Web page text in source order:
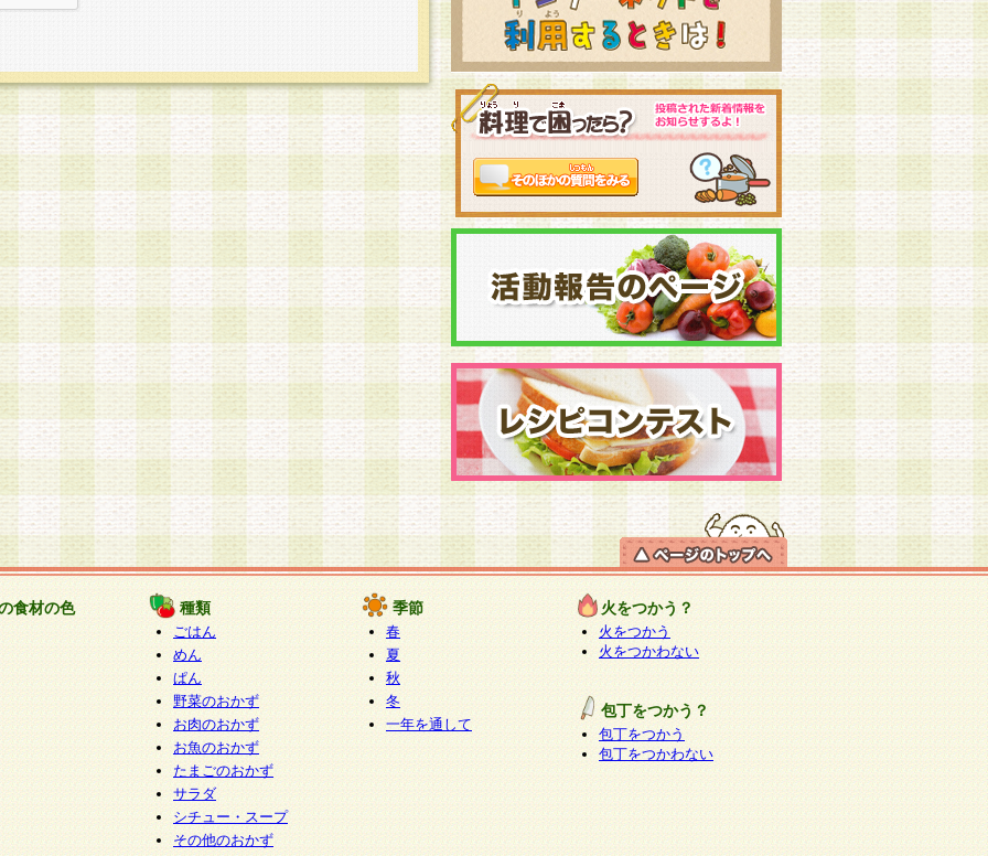
食材の色 種類
ごはん
めん
ぱん
野菜のおかず
お肉のおかず
お魚のおかず
たまごのおかず
サラダ
シチュー・スープ
その他のおかず
季節
春
夏
秋
冬
一年を通して
火をつかう？
火をつかう
火をつかわない
包丁をつかう？
包丁をつかう
包丁をつかわない